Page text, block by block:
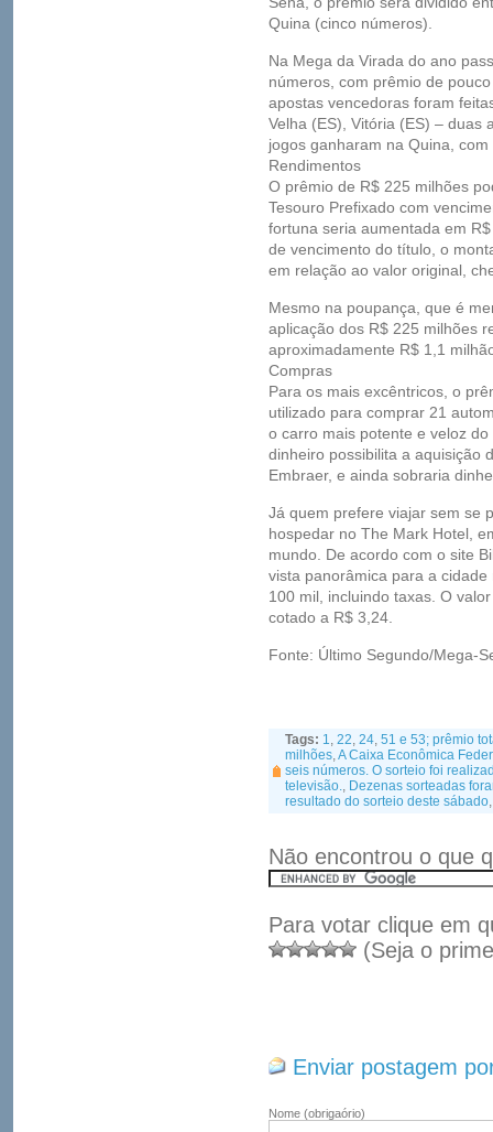
Quina (cinco números).
Na Mega da Virada do ano
números, com prêmio de
apostas vencedoras foram
Velha (ES), Vitória (ES) – duas
jogos ganharam na Quina,
Rendimentos
O prêmio de R$ 225 milhões
Tesouro Prefixado com
fortuna seria aumentada em
de vencimento do título, o
em relação ao valor original,
Mesmo na poupança, que é
aplicação dos R$ 225 milhões
aproximadamente R$ 1,1
Compras
Para os mais excêntricos, o
utilizado para comprar 21
o carro mais potente e veloz
dinheiro possibilita a aquisição
Embraer, e ainda sobraria
Já quem prefere viajar sem se
hospedar no The Mark Hotel,
mundo. De acordo com o site
vista panorâmica para a
100 mil, incluindo taxas. O
cotado a R$ 3,24.
Fonte: Último Segundo/Mega-
Tags: 1, 22, 24, 51 e 53; prêmio
milhões,A Caixa Econômica
seis números. O sorteio foi
televisão., Dezenas sorteadas
resultado do sorteio deste sábado
Não encontrou o que
Para votar clique em
(Seja o
Enviar postagem
Nome (obrigaório)